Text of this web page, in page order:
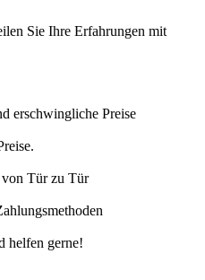
Sie Ihre Erfahrungen mit
erschwingliche Preise
von Tür zu Tür
helfen gerne!